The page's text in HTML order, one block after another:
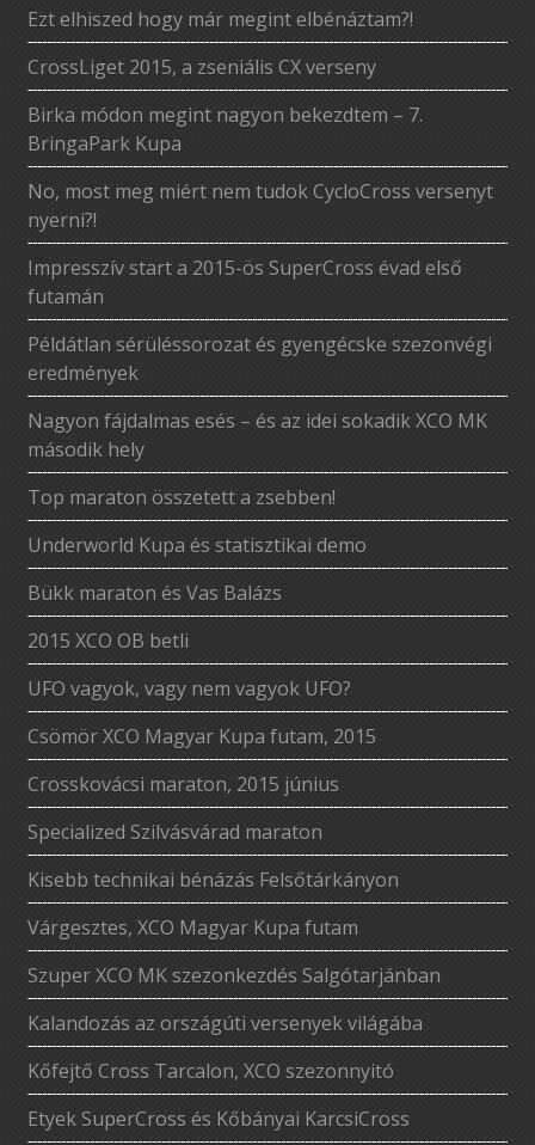
Ezt elhiszed hogy már megint elbénáztam?!
CrossLiget 2015, a zseniális CX verseny
Birka módon megint nagyon bekezdtem – 7.
BringaPark Kupa
No, most meg miért nem tudok CycloCross versenyt
nyerni?!
Impresszív start a 2015-ös SuperCross évad első
futamán
Példátlan sérüléssorozat és gyengécske szezonvégi
eredmények
Nagyon fájdalmas esés – és az idei sokadik XCO MK
második hely
Top maraton összetett a zsebben!
Underworld Kupa és statisztikai demo
Bükk maraton és Vas Balázs
2015 XCO OB betli
UFO vagyok, vagy nem vagyok UFO?
Csömör XCO Magyar Kupa futam, 2015
Crosskovácsi maraton, 2015 június
Specialized Szilvásvárad maraton
Kisebb technikai bénázás Felsőtárkányon
Várgesztes, XCO Magyar Kupa futam
Szuper XCO MK szezonkezdés Salgótarjánban
Kalandozás az országúti versenyek világába
Kőfejtő Cross Tarcalon, XCO szezonnyitó
Etyek SuperCross és Kőbányai KarcsiCross